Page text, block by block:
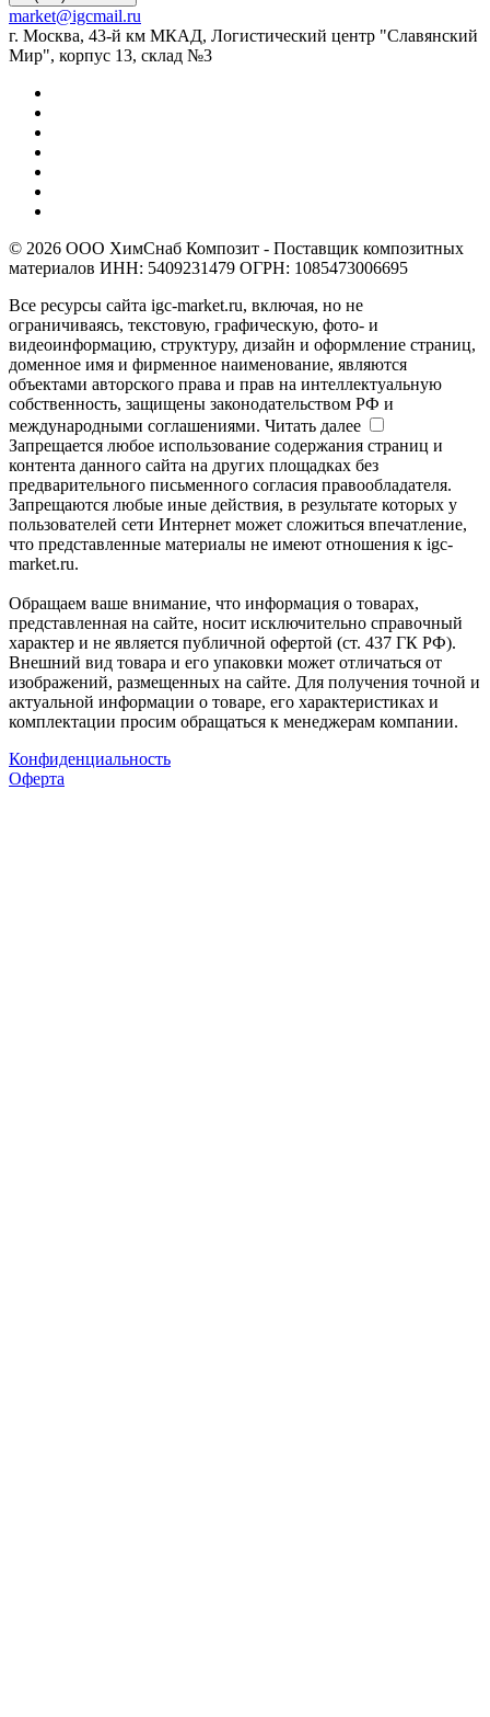
market@igcmail.ru
г. Москва, 43-й км МКАД, Логистический центр "Славянский
Мир", корпус 13, склад №3
© 2026 ООО ХимСнаб Композит - Поставщик композитных
материалов ИНН: 5409231479 ОГРН: 1085473006695
Все ресурсы сайта igc-market.ru, включая, но не
ограничиваясь, текстовую, графическую, фото- и
видеоинформацию, структуру, дизайн и оформление страниц,
доменное имя и фирменное наименование, являются
объектами авторского права и прав на интеллектуальную
собственность, защищены законодательством РФ и
международными соглашениями. Читать далее
Запрещается любое использование содержания страниц и
контента данного сайта на других площадках без
предварительного письменного согласия правообладателя.
Запрещаются любые иные действия, в результате которых у
пользователей сети Интернет может сложиться впечатление,
что представленные материалы не имеют отношения к igc-
market.ru.
Обращаем ваше внимание, что информация о товарах,
представленная на сайте, носит исключительно справочный
характер и не является публичной офертой (ст. 437 ГК РФ).
Внешний вид товара и его упаковки может отличаться от
изображений, размещенных на сайте. Для получения точной и
актуальной информации о товаре, его характеристиках и
комплектации просим обращаться к менеджерам компании.
Конфиденциальность
Оферта